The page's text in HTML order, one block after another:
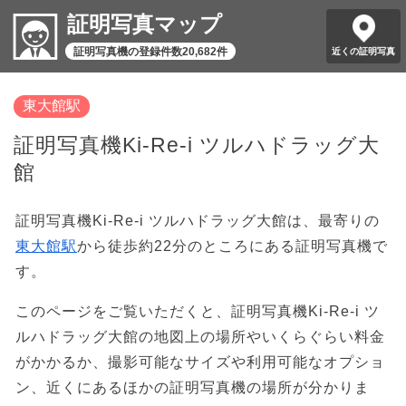
証明写真マップ
証明写真機の登録件数20,682件 近くの証明写真
東大館駅
証明写真機Ki-Re-i ツルハドラッグ大
館
証明写真機Ki-Re-i ツルハドラッグ大館は、最寄りの
東大館駅から徒歩約22分のところにある証明写真機で
す。
このページをご覧いただくと、証明写真機Ki-Re-i ツ
ルハドラッグ大館の地図上の場所やいくらぐらい料金
がかかるか、撮影可能なサイズや利用可能なオプショ
ン、近くにあるほかの証明写真機の場所が分かりま